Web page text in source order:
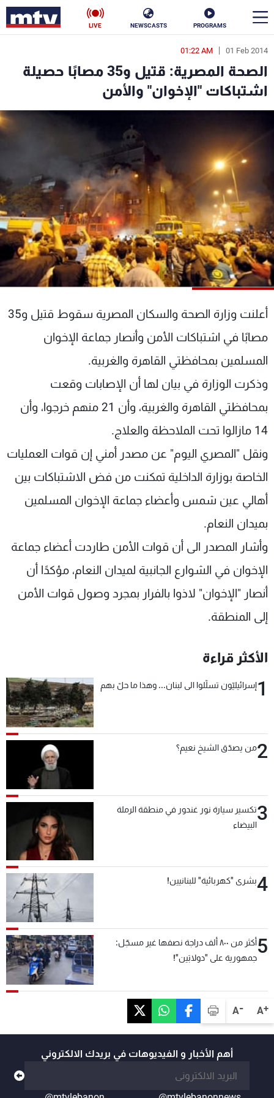
PROGRAMS
NEWSCASTS
LIVE
A+
A-
01 Feb 2014
01:22 AM
الصحة المصرية: قتيل و35 مصابًا حصيلة
اشتباكات "الإخوان" والأمن
أعلنت وزارة الصحة والسكان المصرية سقوط قتيل و35
مصابًا في اشتباكات الأمن وأنصار جماعة الإخوان
المسلمين بمحافظتي القاهرة والغربية.
وذكرت الوزارة في بيان لها أن الإصابات وقعت
بمحافظتي القاهرة والغربية، وأن 21 منهم خرجوا، وأن
14 مازالوا تحت الملاحظة والعلاج.
ونقل "المصري اليوم" عن مصدر أمني إن قوات العمليات
الخاصة بوزارة الداخلية تمكنت من فض الاشتباكات بين
أهالي عين شمس وأعضاء جماعة الإخوان المسلمين
بميدان النعام.
وأشار المصدر الى أن قوات الأمن طاردت أعضاء جماعة
الإخوان في الشوارع الجانبية لميدان النعام، مؤكدًا أن
أنصار "الإخوان" لاذوا بالفرار بمجرد وصول قوات الأمن
إلى المنطقة.
الأكثر قراءة
1إسرائيليّون تسلّلوا الى لبنان... وهذا ما حلّ بهم
2من يصدّق الشيخ نعيم؟
3تكسير سيارة نور غندور في منطقة الرملة
البيضاء
4بشرى "كهربائية" للبنانيين!
5
أكثر من ٨٠٠ ألف دراجة نصفها غير مسجّل:
جمهورية على "دولابَين"!
أهم الأخبار و الفيديوهات في بريدك الالكتروني
en
الأخبار
سياسة ناس
إقتصاد فن
منوعات رياضة
كأس العالم
البرامج
جدول البرامج
شاهد البرامج
الترددات
عن MTV
الإنـتـاج
وظائف
تواصل معنا
شروط الإسـتخدام
سياسة الخصوصية